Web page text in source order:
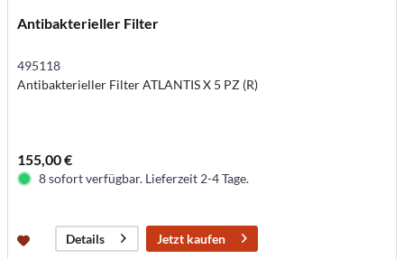
Antibakterieller Filter
495118
Antibakterieller Filter ATLANTIS X 5 PZ (R)
155,00 €
8 sofort verfügbar. Lieferzeit 2-4 Tage.
Details Jetzt kaufen